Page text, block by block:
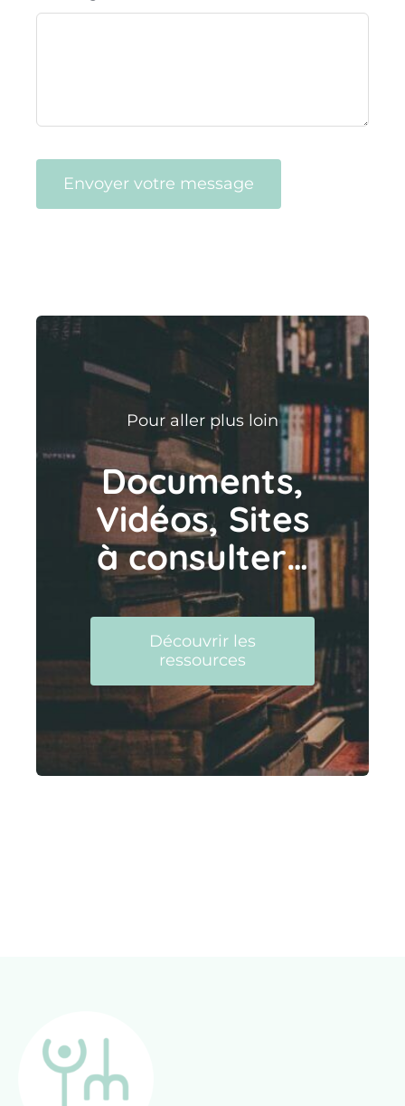
Envoyer votre message
Pour aller plus loin
Documents,
Vidéos, Sites
à consulter…
Découvrir les
ressources